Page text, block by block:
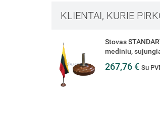
KLIENTAI, KURIE
Stovas
mediniu,
267,76 € Su